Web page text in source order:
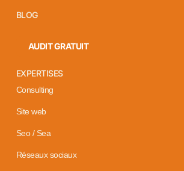
BLOG
AUDIT GRATUIT
EXPERTISES
Consulting
Site web
Seo / Sea
Réseaux sociaux